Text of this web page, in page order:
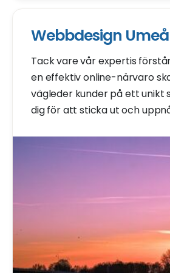
Webbdesign Umeå
Tack vare vår expertis
en effektiv online-närvaro
vägleder kunder på ett unikt
dig för att sticka ut och